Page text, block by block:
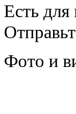
Есть для
Фото и